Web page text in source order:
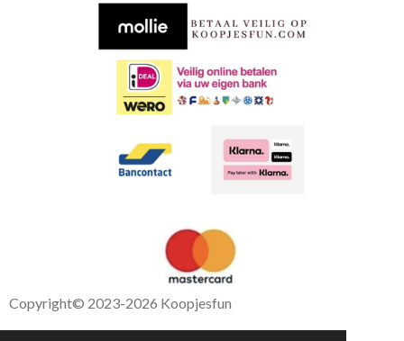
Copyright© 2023-2026 Koopjesfun